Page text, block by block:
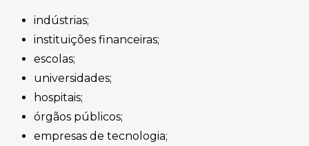
indústrias;
instituições financeiras;
escolas;
universidades;
hospitais;
órgãos públicos;
empresas de tecnologia;